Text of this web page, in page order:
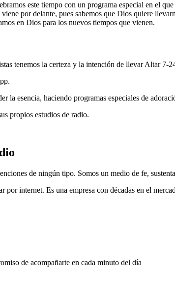
este tiempo con un programa especial en el
por delante, pues sabemos que Dios quiere
en Dios para los nuevos tiempos que vienen.
tenemos la certeza y la intención de llevar Altar 7-
la esencia, haciendo programas especiales de
propios estudios de radio.
de ningún tipo. Somos un medio de fe,
por internet. Es una empresa con décadas en el
de acompañarte en cada minuto del día